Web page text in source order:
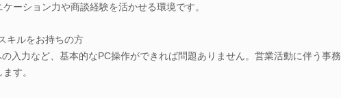
ーション力や商談経験を活かせる環境です。
キルをお持ちの方
入力など、基本的なPC操作ができれば問題ありません。営業活動に伴う事務
す。